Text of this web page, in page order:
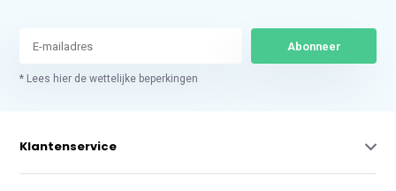
Abonneer
* Lees hier de wettelijke beperkingen
Klantenservice